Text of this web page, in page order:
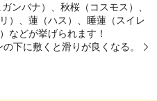
ンバナ）、秋桜（コスモス）、
）、蓮（ハス）、睡蓮（スイレ
などが挙げられます！
下に敷くと滑りが良くなる。